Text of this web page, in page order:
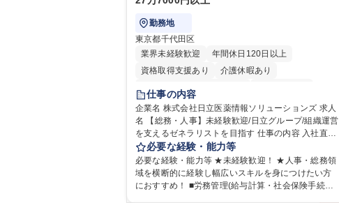
勤務地
東京都千代田区
業界未経験歓迎
年間休日120日以上
資格取得支援あり
介護休暇あり
月平均残業時間20時間以内
住宅手当あり
時短勤務あり
退職金あり
在宅OK
賞与あり 育休あり
完全週休2日制
交通費支給
土日祝休み 寮・社宅あり
仕事の内容
企業名 株式会社日立医薬情報ソリューションズ 求人
名 【総務・人事】未経験歓迎/日立グループ/組織運営
を支えるゼネラリストを目指す 仕事の内容 入社直後
は労務（労務管理・給与計算・安全衛生・福利厚生
等）からお任せいたします。将来は総務・採用・教
育業務へ守備範囲を広げ、組織運営を支えるゼネラ
リストをめざせます。 ・初期業務：労働時間管理、
必要な経験・能力等
必要な経験・能力等 ★未経験歓迎！ ★人事・総務領
域を横断的に経験し幅広いスキルを身につけたい方
におすすめ！ ■労務管理(給与計算・社会保険手続